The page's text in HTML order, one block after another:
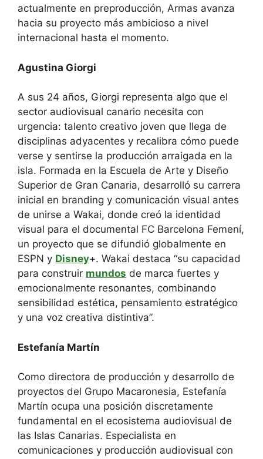
actualmente en preproducción, Armas avanza
hacia su proyecto más ambicioso a nivel
internacional hasta el momento.
Agustina Giorgi
A sus 24 años, Giorgi representa algo que el
sector audiovisual canario necesita con
urgencia: talento creativo joven que llega de
disciplinas adyacentes y recalibra cómo puede
verse y sentirse la producción arraigada en la
isla. Formada en la Escuela de Arte y Diseño
Superior de Gran Canaria, desarrolló su carrera
inicial en branding y comunicación visual antes
de unirse a Wakai, donde creó la identidad
visual para el documental FC Barcelona Femení,
un proyecto que se difundió globalmente en
ESPN y Disney+. Wakai destaca “su capacidad
para construir mundos de marca fuertes y
emocionalmente resonantes, combinando
sensibilidad estética, pensamiento estratégico
y una voz creativa distintiva”.
Estefanía Martín
Como directora de producción y desarrollo de
proyectos del Grupo Macaronesia, Estefanía
Martín ocupa una posición discretamente
fundamental en el ecosistema audiovisual de
las Islas Canarias. Especialista en
comunicaciones y producción audiovisual con